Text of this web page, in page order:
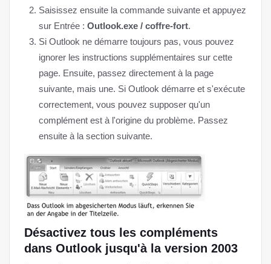
Saisissez ensuite la commande suivante et appuyez
sur Entrée : Outlook.exe / coffre-fort.
Si Outlook ne démarre toujours pas, vous pouvez
ignorer les instructions supplémentaires sur cette
page. Ensuite, passez directement à la page
suivante, mais une. Si Outlook démarre et s'exécute
correctement, vous pouvez supposer qu'un
complément est à l'origine du problème. Passez
ensuite à la section suivante.
Désactivez tous les compléments
dans Outlook jusqu'à la version 2003